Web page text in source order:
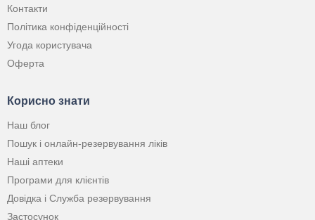
Контакти
Політика конфіденційності
Угода користувача
Оферта
Корисно знати
Наш блог
Пошук і онлайн-резервування ліків
Наші аптеки
Програми для клієнтів
Довідка і Служба резервування
Застосунок